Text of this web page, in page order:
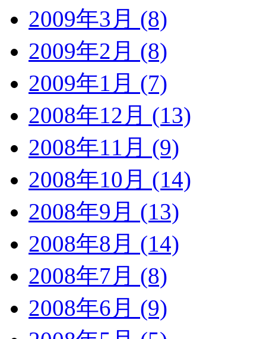
2009年3月 (8)
2009年2月 (8)
2009年1月 (7)
2008年12月 (13)
2008年11月 (9)
2008年10月 (14)
2008年9月 (13)
2008年8月 (14)
2008年7月 (8)
2008年6月 (9)